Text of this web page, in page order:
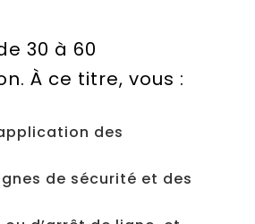
30 à 60
À ce titre, vous :
des
de sécurité et des